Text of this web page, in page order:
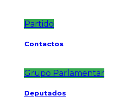
Partido
Contactos
Grupo Parlamentar
Deputados